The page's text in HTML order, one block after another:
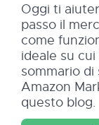
Oggi ti
passo il
come
ideale su
sommario
Amazon
questo blog.